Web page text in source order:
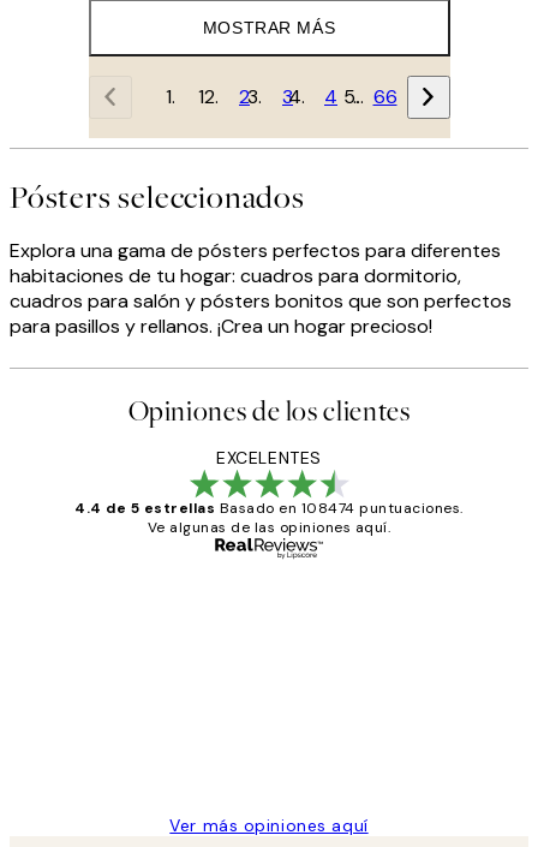
MOSTRAR MÁS
1 2 3 4 … 66
Pósters seleccionados
Explora una gama de pósters perfectos para diferentes
habitaciones de tu hogar: cuadros para dormitorio,
cuadros para salón y pósters bonitos que son perfectos
para pasillos y rellanos. ¡Crea un hogar precioso!
Opiniones de los clientes
EXCELENTES
4.4 de 5 estrellas Basado en 108474 puntuaciones.
Ve algunas de las opiniones aquí.
Ver más opiniones aquí